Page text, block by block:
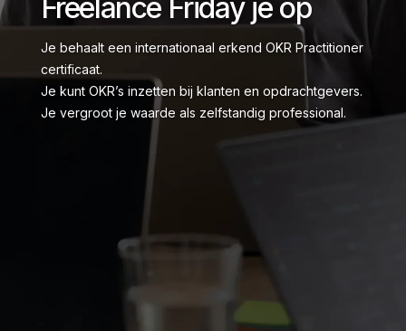
Freelance Friday je op
Je behaalt een internationaal erkend OKR Practitioner
certificaat.
Je kunt OKR’s inzetten bij klanten en opdrachtgevers.
Je vergroot je waarde als zelfstandig professional.